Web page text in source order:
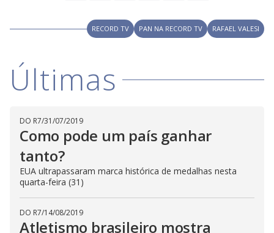
RECORD TV PAN NA RECORD TV RAFAEL VALESI
Últimas
DO R7/31/07/2019
Como pode um país ganhar
tanto?
EUA ultrapassaram marca histórica de medalhas nesta
quarta-feira (31)
DO R7/14/08/2019
Atletismo brasileiro mostra